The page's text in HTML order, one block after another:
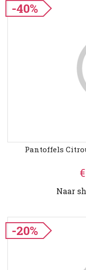
-40%
Pantoffels
Naar
-20%